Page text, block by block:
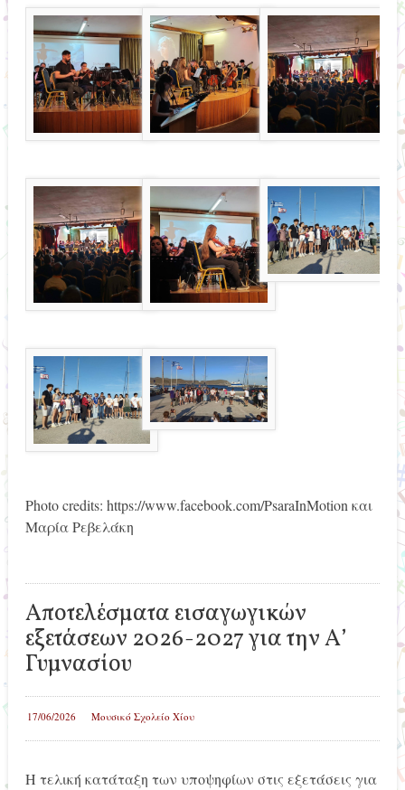
Photo credits: https://www.facebook.com/PsaraInMotion και
Μαρία Ρεβελάκη
Αποτελέσματα εισαγωγικών
εξετάσεων 2026-2027 για την Α’
Γυμνασίου
17/06/2026 Μουσικό Σχολείο Χίου
Η τελική κατάταξη των υποψηφίων στις εξετάσεις για